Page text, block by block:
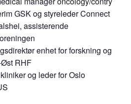
GSK og styreleder Connect
assisterende
enhet for forskning og
RHF
og leder for Oslo